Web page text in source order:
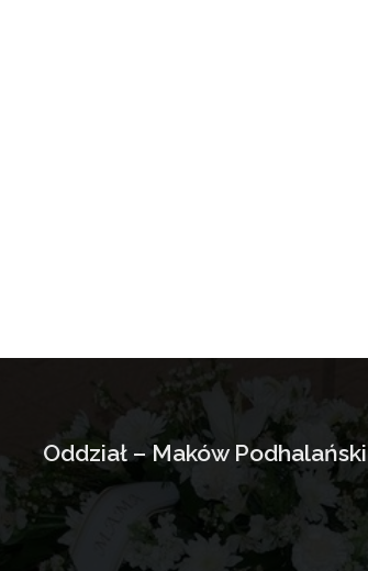
Oddział – Maków Podhalański